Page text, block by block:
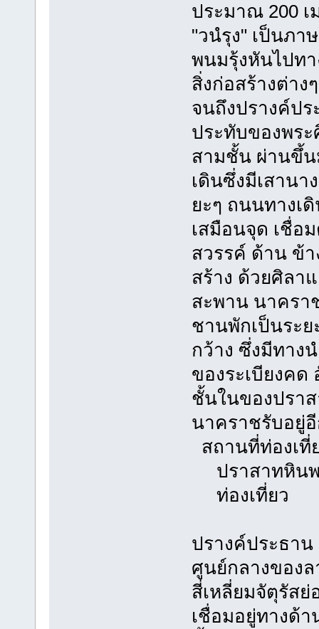
ประมาณ 200
"วนํรุง" เป็นภา
พนมรุ้งหันไปท
สิ่งก่อสร้างต่าง
จนถึงปรางค์ป
ประทับของพร
สามชั้น ผ่านขึ้
เดินซึ่งมีเสานา
ยะๆ ถนนทางเ
เสมือนจุด เชื่อ
สวรรค์ ด้าน ข้
สร้าง ด้วยศิลา
สะพาน นาครา
ชานพักเป็นระ
กว้าง ซึ่งมีทาง
ของระเบียงคด
ชั้นในของปรา
นาคราชรับอยู่
สถานที่ท่องเ
ปราสาทหิ
ท่องเที่ยว
ปรางค์ประธา
ศูนย์กลางของ
สี่เหลี่ยมจัตุรัส
เชื่อมอยู่ทางด้